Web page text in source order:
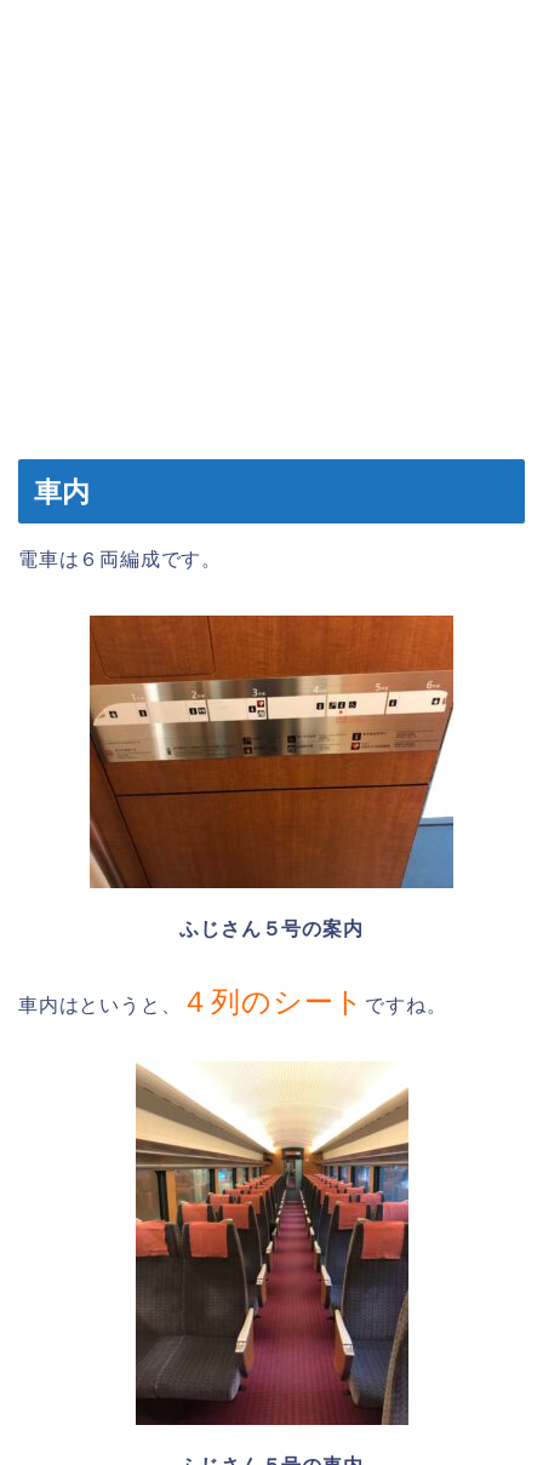
車内
電車は６両編成です。
ふじさん５号の案内
車内はというと、 ４列のシート ですね。